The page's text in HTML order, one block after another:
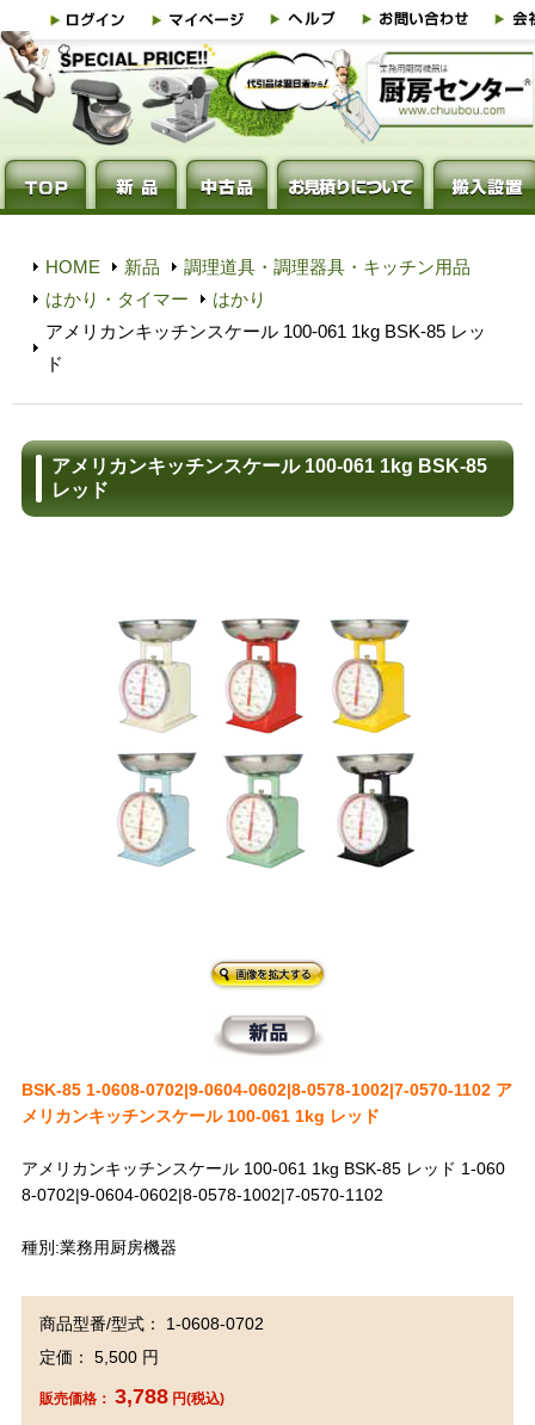
HOME 新品
調理道具・調理器具・キッチン用品
はかり・タイマー
はかり
アメリカンキッチンスケール 100-061 1kg BSK-85 レッ
ド
アメリカンキッチンスケール 100-061 1kg BSK-85
レッド
BSK-85 1-0608-0702|9-0604-0602|8-0578-1002|7-0570-1102 ア
メリカンキッチンスケール 100-061 1kg レッド
アメリカンキッチンスケール 100-061 1kg BSK-85 レッド 1-060
8-0702|9-0604-0602|8-0578-1002|7-0570-1102
種別:業務用厨房機器
商品型番/型式： 1-0608-0702
定価： 5,500 円
販売価格： 3,788円(税込)